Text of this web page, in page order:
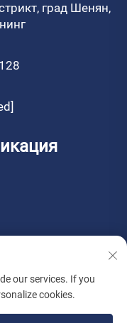
град Шенян,
our services. If you
cookies.